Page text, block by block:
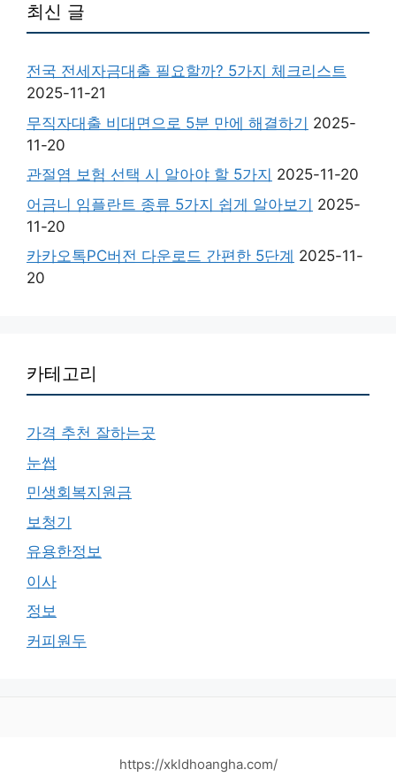
최신 글
전국 전세자금대출 필요할까? 5가지 체크리스트
2025-11-21
무직자대출 비대면으로 5분 만에 해결하기 2025-
11-20
관절염 보험 선택 시 알아야 할 5가지 2025-11-20
어금니 임플란트 종류 5가지 쉽게 알아보기 2025-
11-20
카카오톡PC버전 다운로드 간편한 5단계 2025-11-
20
카테고리
가격 추천 잘하는곳
눈썹
민생회복지원금
보청기
유용한정보
이사
정보
커피원두
https://xkldhoangha.com/